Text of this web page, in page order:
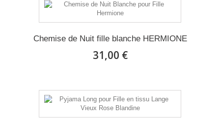
Chemise de Nuit fille blanche HERMIONE
31,00 €